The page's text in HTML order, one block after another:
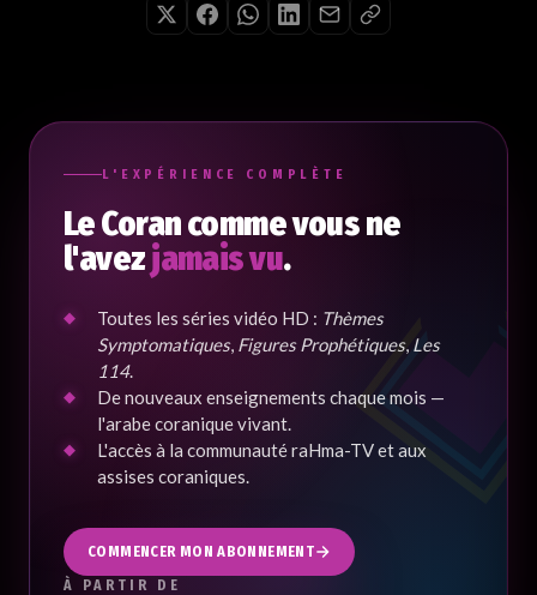
L'EXPÉRIENCE COMPLÈTE
Le Coran comme vous ne
l'avezjamais vu.
Toutes les séries vidéo HD : Thèmes
Symptomatiques, Figures Prophétiques, Les
114.
De nouveaux enseignements chaque mois —
l'arabe coranique vivant.
L'accès à la communauté raHma-TV et aux
assises coraniques.
COMMENCER MON ABONNEMENT
À PARTIR DE